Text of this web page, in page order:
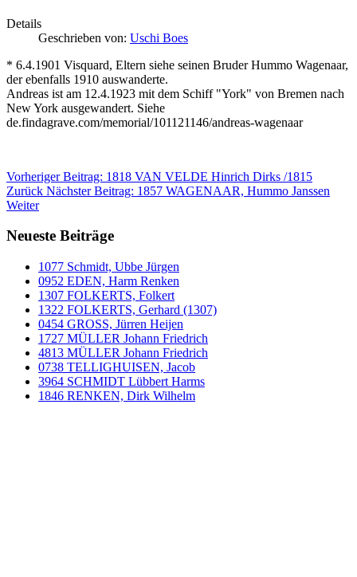
Details
Geschrieben von: Uschi Boes
* 6.4.1901 Visquard, Eltern siehe seinen Bruder Hummo Wagenaar,
der ebenfalls 1910 auswanderte.
Andreas ist am 12.4.1923 mit dem Schiff "York" von Bremen nach
New York ausgewandert. Siehe
de.findagrave.com/memorial/101121146/andreas-wagenaar
Vorheriger Beitrag: 1818 VAN VELDE Hinrich Dirks /1815
Zurück Nächster Beitrag: 1857 WAGENAAR, Hummo Janssen
Weiter
Neueste Beiträge
1077 Schmidt, Ubbe Jürgen
0952 EDEN, Harm Renken
1307 FOLKERTS, Folkert
1322 FOLKERTS, Gerhard (1307)
0454 GROSS, Jürren Heijen
1727 MÜLLER Johann Friedrich
4813 MÜLLER Johann Friedrich
0738 TELLIGHUISEN, Jacob
3964 SCHMIDT Lübbert Harms
1846 RENKEN, Dirk Wilhelm